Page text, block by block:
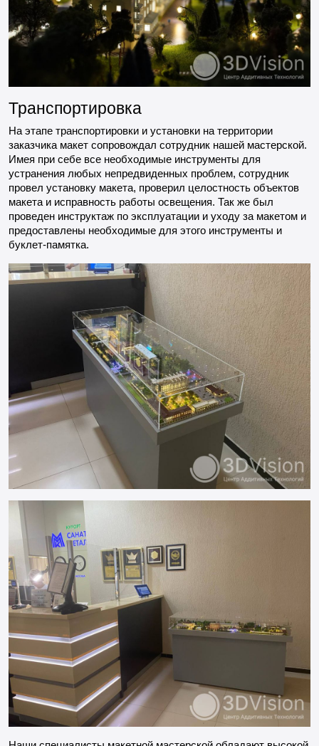
Транспортировка
На этапе транспортировки и установки на территории
заказчика макет сопровождал сотрудник нашей мастерской.
Имея при себе все необходимые инструменты для
устранения любых непредвиденных проблем, сотрудник
провел установку макета, проверил целостность объектов
макета и исправность работы освещения. Так же был
проведен инструктаж по эксплуатации и уходу за макетом и
предоставлены необходимые для этого инструменты и
буклет-памятка.